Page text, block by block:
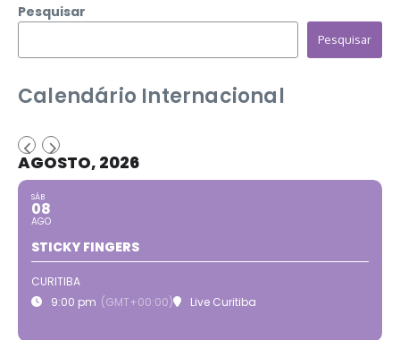
Pesquisar
Pesquisar
Calendário Internacional
AGOSTO, 2026
SÁB
08
AGO
STICKY FINGERS
CURITIBA
9:00 pm (GMT+00:00) Live Curitiba